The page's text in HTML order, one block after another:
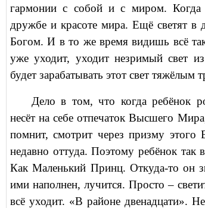
гармонии с собой и с миром.
дружбе и красоте мира. Ещё светят в
Богом. И в то же время видишь всё
уже уходит, уходит незримый свет
будет зарабатывать этот свет
Дело в том, что когда ребёнок
несёт на себе отпечаток Высшего
помнит, смотрит через призму
недавно оттуда. Поэтому ребёнок так
Как Маленький Принц. Откуда-то он
ими наполнен, лучится. Просто –
всё уходит. «В районе двенадцати».